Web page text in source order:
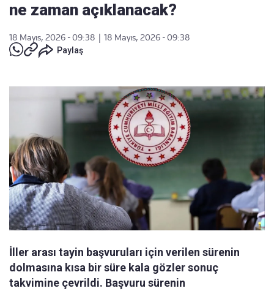
ne zaman açıklanacak?
18 Mayıs, 2026 - 09:38
18 Mayıs, 2026 - 09:38
Paylaş
İller arası tayin başvuruları için verilen sürenin
dolmasına kısa bir süre kala gözler sonuç
takvimine çevrildi. Başvuru sürenin